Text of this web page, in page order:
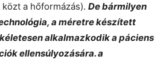
a hőformázás). De bármilyen
a méretre készített
alkalmazkodik a páciens
ellensúlyozására. a